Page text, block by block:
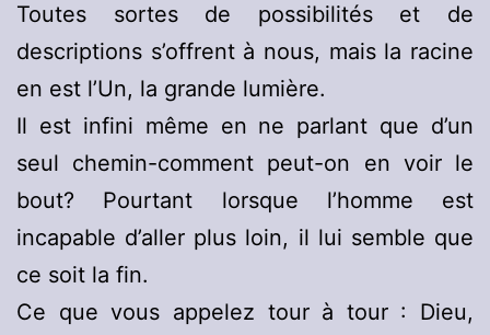
Toutes sortes de possibilités et de
descriptions s’offrent à nous, mais la racine
en est l’Un, la grande lumière.
Il est infini même en ne parlant que d’un
seul chemin-comment peut-on en voir le
bout? Pourtant lorsque l’homme est
incapable d’aller plus loin, il lui semble que
ce soit la fin.
Ce que vous appelez tour à tour : Dieu,